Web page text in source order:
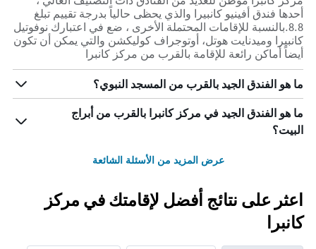
أحدها فندق أفينيو كانبيرا والذي يحظى حالياً بدرجة تقييم تبلغ
8.8.بالنسبة للإقامات المحتملة الأخرى ، ضع في اعتبارك نوفوتيل
كانبيرا وميدنايت هوتل، أوتوجراف كوليكشن والتي يمكن أن تكون
أيضاً أماكن رائعة للإقامة بالقرب من مركز كانبرا
ما هو الفندق الجيد بالقرب من المسجد النبوي؟
ما هو الفندق الجيد في مركز كانبرا بالقرب من أبراج
البيت؟
عرض المزيد من الأسئلة الشائعة
اعثر على نتائج أفضل لإقامتك في مركز
كانبرا